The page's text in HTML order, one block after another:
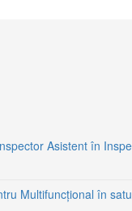
Asistent în
Multifuncțional în